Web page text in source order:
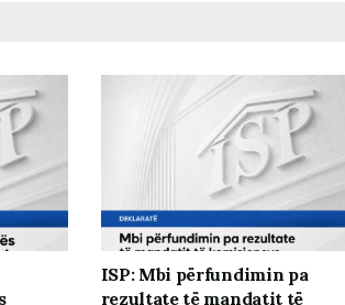
ISP: Mbi përfundimin pa
rezultate të mandatit të